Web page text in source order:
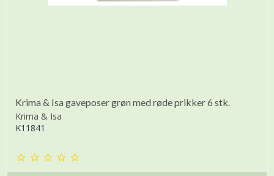
Krima & Isa gaveposer grøn med røde prikker 6 stk.
Krima & Isa
K11841